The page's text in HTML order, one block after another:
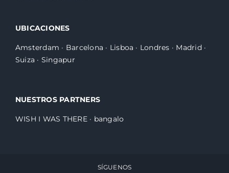
UBICACIONES
Amsterdam · Barcelona · Lisboa · Londres · Madrid·
Suiza · Singapur
NUESTROS PARTNERS
WISH I WAS THERE· bangalo
SÍGUENOS